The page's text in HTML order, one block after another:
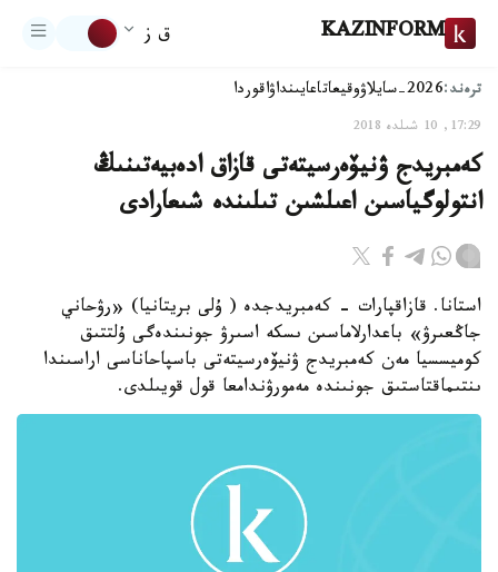
KAZINFORM ق ز
ترەند:2026-سايلاۋ وقيعاتاعايىنداۋاقوردا
17:29, 10 شىلدە 2018
كەمبريدج ۋنيۆەرسيتەتى قازاق ادەبيەتىنىڭ
انتولوگياسىن اعىلشىن تىلىندە شىعارادى
استانا. قازاقپارات - كەمبريدجدە ( ۇلى بريتانيا) «رۋحاني
جاڭعىرۋ» باعدارلاماسىن ىسكە اسىرۋ جونىندەگى ۇلتتىق
كوميسسيا مەن كەمبريدج ۋنيۆەرسيتەتى باسپاحاناسى اراسىندا
ىنتىماقتاستىق جونىندە مەمورۋندامعا قول قويىلدى.